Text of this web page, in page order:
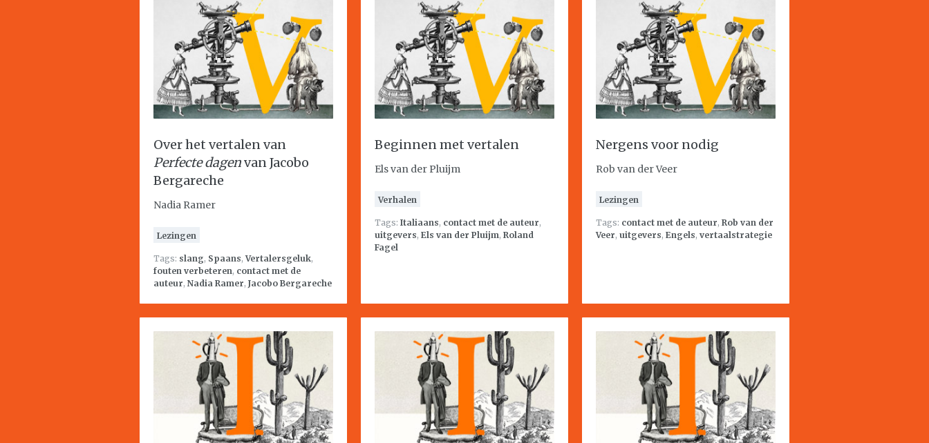
Over het vertalen van
Perfecte dagenvan Jacobo
Bergareche
Nadia Ramer
Lezingen
Tags: slang, Spaans,Vertalersgeluk,
fouten verbeteren, contact met de
auteur, Nadia Ramer, Jacobo Bergareche
Beginnen met vertalen
Els van der Pluijm
Verhalen
Tags: Italiaans, contact met de auteur,
uitgevers, Els van der Pluijm, Roland
Fagel
Nergens voor nodig
Rob van der Veer
Lezingen
Tags: contact met de auteur, Rob van der
Veer, uitgevers, Engels, vertaalstrategie